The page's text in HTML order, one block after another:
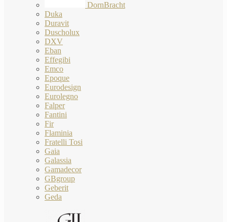
DornBracht
Duka
Duravit
Duscholux
DXV
Eban
Effegibi
Emco
Epoque
Eurodesign
Eurolegno
Falper
Fantini
Fir
Flaminia
Fratelli Tosi
Gaia
Galassia
Gamadecor
GBgroup
Geberit
Geda